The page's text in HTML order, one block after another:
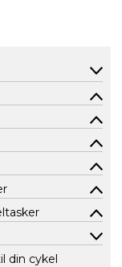
din cykel